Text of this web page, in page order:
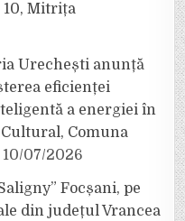
Mitrița
Urechești anunță
eficienței
a energiei în
Comuna
10/07/2026
Focșani, pe
din județul Vrancea